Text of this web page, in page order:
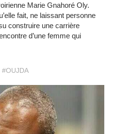
Marie Gnahoré Oly.
fait, ne laissant personne
construire une carrière
d’une femme qui
#OUJDA